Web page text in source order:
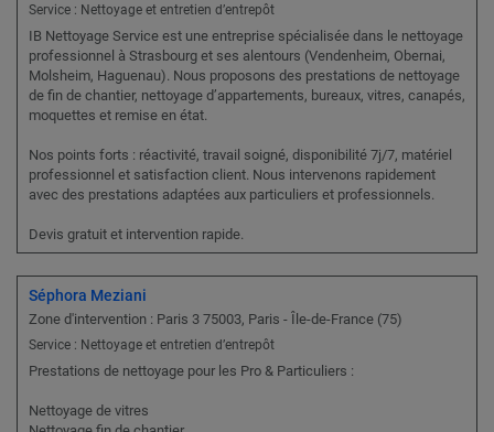
Service : Nettoyage et entretien d’entrepôt
IB Nettoyage Service est une entreprise spécialisée dans le nettoyage
professionnel à Strasbourg et ses alentours (Vendenheim, Obernai,
Molsheim, Haguenau). Nous proposons des prestations de nettoyage
de fin de chantier, nettoyage d’appartements, bureaux, vitres, canapés,
moquettes et remise en état.
Nos points forts : réactivité, travail soigné, disponibilité 7j/7, matériel
professionnel et satisfaction client. Nous intervenons rapidement
avec des prestations adaptées aux particuliers et professionnels.
Devis gratuit et intervention rapide.
Séphora Meziani
Zone d'intervention : Paris 3 75003, Paris - Île-de-France (75)
Service : Nettoyage et entretien d’entrepôt
Prestations de nettoyage pour les Pro & Particuliers :
Nettoyage de vitres